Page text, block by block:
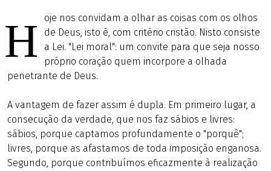
H
oje nos convidam a olhar as coisas com os olhos
de Deus, isto é, com critério cristão. Nisto consiste
a Lei. "Lei moral": um convite para que seja nosso
próprio coração quem incorpore a olhada
penetrante de Deus.
A vantagem de fazer assim é dupla. Em primeiro lugar, a
consecução da verdade, que nos faz sábios e livres:
sábios, porque captamos profundamente o "porquê";
livres, porque as afastamos de toda imposição enganosa.
Segundo, porque contribuímos eficazmente à realização